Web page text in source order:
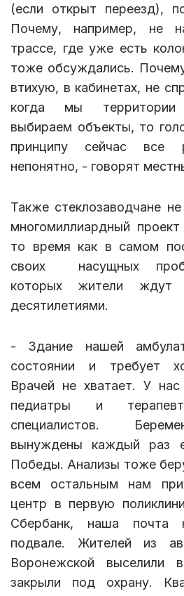
(если открыт переезд),
Почему, например, не
трассе, где уже есть
тоже обсуждались.
втихую, в кабинетах, не
когда мы территории
выбираем объекты, то
принципу сейчас все
непонятно, - говорят
Также стеклозаводчане
многомиллиардный
то время как в самом
своих насущных
которых жители
десятилетиями.
- Здание нашей
состоянии и требует
Врачей не хватает. У
педиатры и
специалистов.
вынуждены каждый раз
Победы. Анализы тоже
всем остальным нам
центр в первую
Сбербанк, наша почта
подвале. Жителей из
Воронежской выселили
закрыли под охрану.